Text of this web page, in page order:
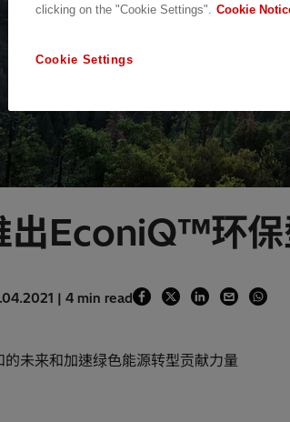
出EconiQ™环保
| 4 min read
未来和加速绿色能源转型贡献力量
clicking on the "Cookie Settings". Cookie
Cookie Settings